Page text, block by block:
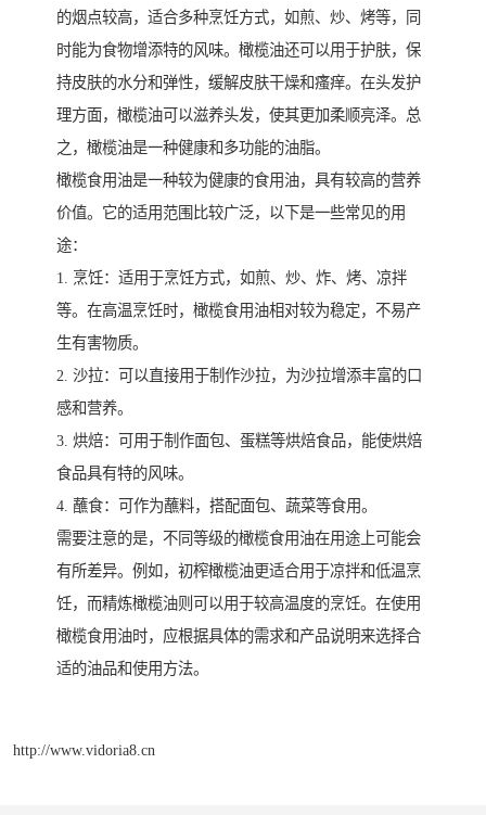
的烟点较高，适合多种烹饪方式，如煎、炒、烤等，同
时能为食物增添特的风味。橄榄油还可以用于护肤，保
持皮肤的水分和弹性，缓解皮肤干燥和瘙痒。在头发护
理方面，橄榄油可以滋养头发，使其更加柔顺亮泽。总
之，橄榄油是一种健康和多功能的油脂。
橄榄食用油是一种较为健康的食用油，具有较高的营养
价值。它的适用范围比较广泛，以下是一些常见的用
途：
1. 烹饪：适用于烹饪方式，如煎、炒、炸、烤、凉拌
等。在高温烹饪时，橄榄食用油相对较为稳定，不易产
生有害物质。
2. 沙拉：可以直接用于制作沙拉，为沙拉增添丰富的口
感和营养。
3. 烘焙：可用于制作面包、蛋糕等烘焙食品，能使烘焙
食品具有特的风味。
4. 蘸食：可作为蘸料，搭配面包、蔬菜等食用。
需要注意的是，不同等级的橄榄食用油在用途上可能会
有所差异。例如，初榨橄榄油更适合用于凉拌和低温烹
饪，而精炼橄榄油则可以用于较高温度的烹饪。在使用
橄榄食用油时，应根据具体的需求和产品说明来选择合
适的油品和使用方法。
http://www.vidoria8.cn